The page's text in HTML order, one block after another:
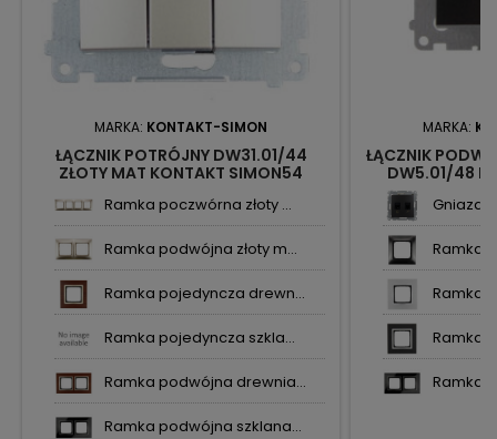
MARKA: KONTAKT-SIMON
ŁĄCZNIK POTRÓJNY DW31.01/44
ZŁOTY MAT KONTAKT SIMON54
Ramka poczwórna złoty ...
Ramka podwójna złoty m...
Ramka pojedyncza drewn...
Ramka pojedyncza szkla...
Ramka podwójna drewnia...
Ramka podwójna szklana...
MARKA:
ŁĄCZNIK
DW5.01/48
Ramka
Ramka
Ramka
Ramka